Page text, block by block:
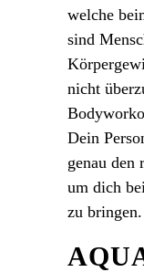
welche
sind
nicht
Dein
genau den
um dich
zu bringen.